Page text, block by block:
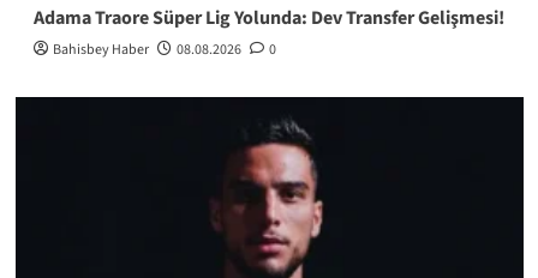
Adama Traore Süper Lig Yolunda: Dev Transfer Gelişmesi!
Bahisbey Haber 08.08.2026 0